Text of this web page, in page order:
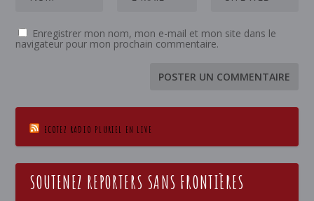
Enregistrer mon nom, mon e-mail et mon site dans le
navigateur pour mon prochain commentaire.
ECOTEZ RADIO PLURIEL EN LIVE
SOUTENEZ REPORTERS SANS FRONTIÈRES